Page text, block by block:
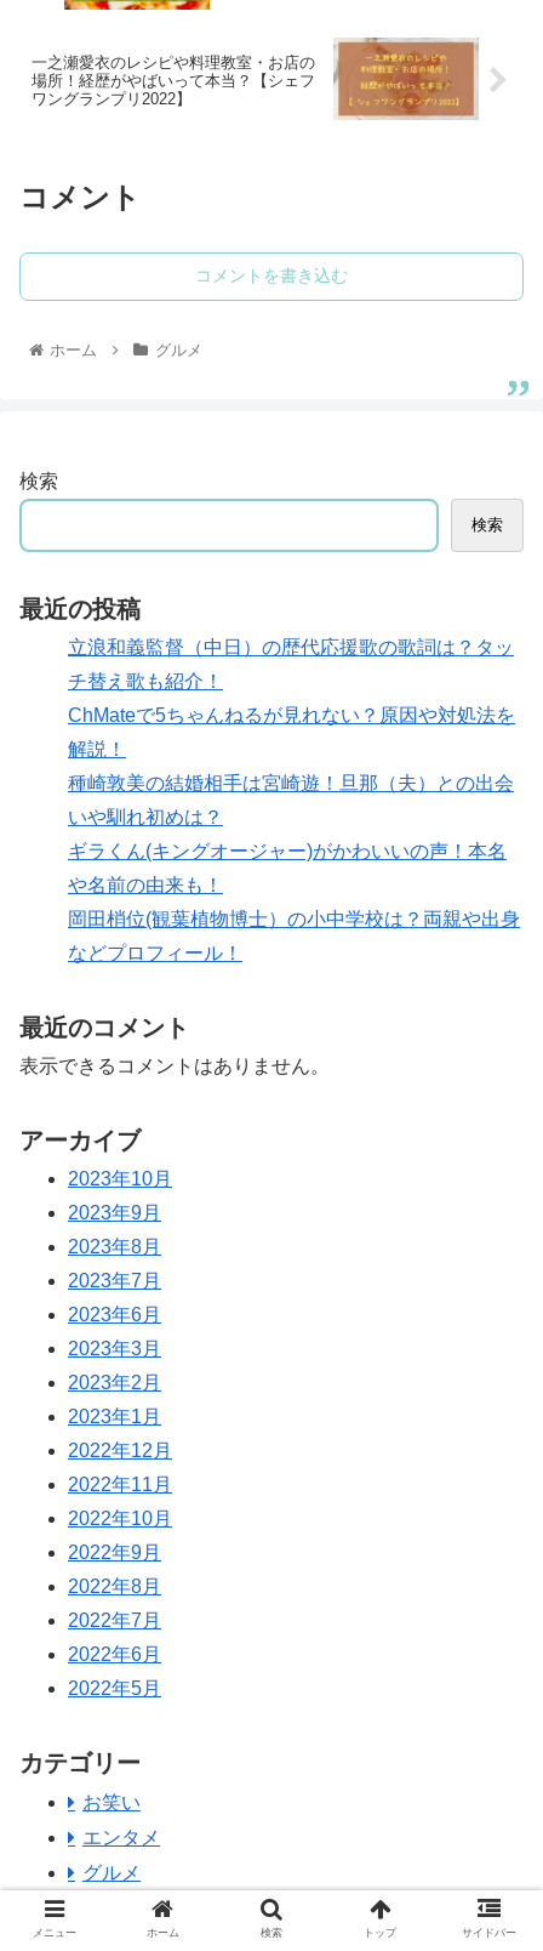
一之瀬愛衣のレシピや料理教室・お店の
場所！経歴がやばいって本当？【シェフ
ワングランプリ2022】
コメント
コメントを書き込む
ホーム グルメ
検索
検索
最近の投稿
立浪和義監督（中日）の歴代応援歌の歌詞は？タッ
チ替え歌も紹介！
ChMateで5ちゃんねるが見れない？原因や対処法を
解説！
種崎敦美の結婚相手は宮崎遊！旦那（夫）との出会
いや馴れ初めは？
ギラくん(キングオージャー)がかわいいの声！本名
や名前の由来も！
岡田梢位(観葉植物博士）の小中学校は？両親や出身
などプロフィール！
最近のコメント
表示できるコメントはありません。
アーカイブ
2023年10月
2023年9月
2023年8月
2023年7月
2023年6月
2023年3月
2023年2月
2023年1月
2022年12月
2022年11月
2022年10月
2022年9月
2022年8月
2022年7月
2022年6月
2022年5月
カテゴリー
お笑い
エンタメ
グルメ
スポーツ
メニュー ホーム 検索 トップ サイドバー